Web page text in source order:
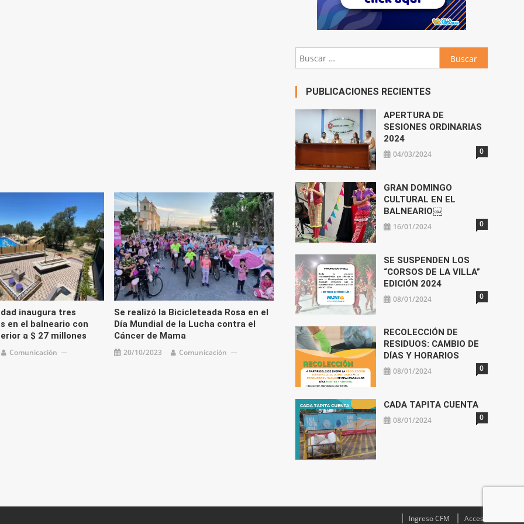
inaugura tres
en el balneario con
a $ 27 millones
Comunicación
Se realizó la Bicicleteada Rosa en el
Día Mundial de la Lucha contra el
Cáncer de Mama
20/10/2023 Comunicación
Buscar:
PUBLICACIONES RECIENTES
APERTURA DE
SESIONES ORDINARIAS
2024
04/03/2024 0
GRAN DOMINGO
CULTURAL EN EL
BALNEARIO￼
16/01/2024 0
SE SUSPENDEN LOS
“CORSOS DE LA VILLA”
EDICIÓN 2024
08/01/2024 0
RECOLECCIÓN DE
RESIDUOS: CAMBIO DE
DÍAS Y HORARIOS
08/01/2024 0
CADA TAPITA CUENTA
08/01/2024 0
Ingreso CFM Acceso